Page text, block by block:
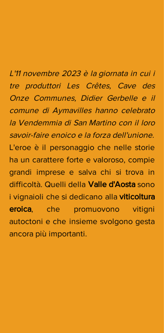
L'11 novembre 2023 è la giornata in cui i
tre produttori Les Crêtes, Cave des
Onze Communes, Didier Gerbelle e il
comune di Aymavilles hanno celebrato
la Vendemmia di San Martino con il loro
savoir-faire enoico e la forza dell'unione.
L'eroe è il personaggio che nelle storie
ha un carattere forte e valoroso, compie
grandi imprese e salva chi si trova in
difficoltà. Quelli della Valle d'Aosta sono
i vignaioli che si dedicano alla viticoltura
eroica, che promuovono vitigni
autoctoni e che insieme svolgono gesta
ancora più importanti.